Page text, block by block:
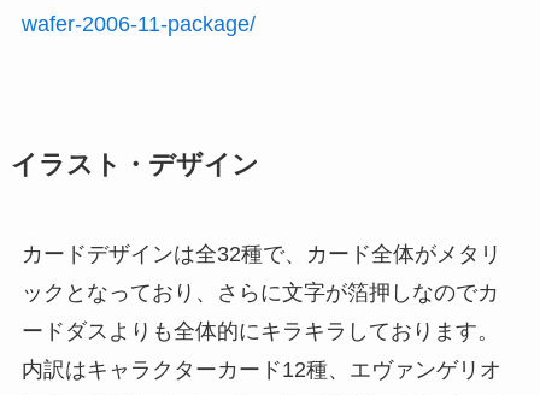
wafer-2006-11-package/
イラスト・デザイン
カードデザインは全32種で、カード全体がメタリ
ックとなっており、さらに文字が箔押しなのでカ
ードダスよりも全体的にキラキラしております。
内訳はキャラクターカード12種、エヴァンゲリオ